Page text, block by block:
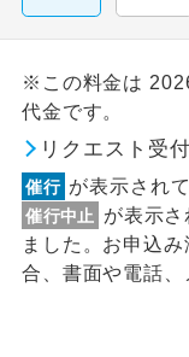
※この料金は
代金です。
リクエスト受
催行 が表示され
催行中止
が表示
ました。お申込
合、書面や電話、